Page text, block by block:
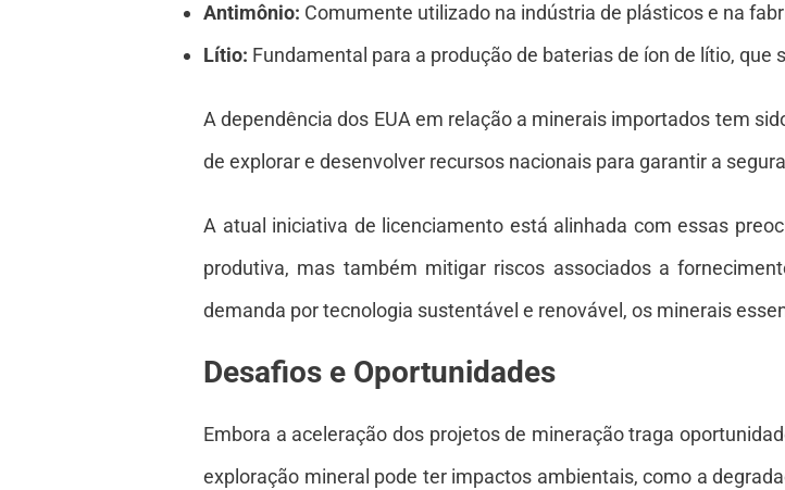
Antimônio: Comumente utilizado na indústria de plásticos e na
Lítio: Fundamental para a produção de baterias de íon de lítio,
A dependência dos EUA em relação a minerais importados tem
de explorar e desenvolver recursos nacionais para garantir a
A atual iniciativa de licenciamento está alinhada com essas
produtiva, mas também mitigar riscos associados a
demanda por tecnologia sustentável e renovável, os minerais
Desafios e Oportunidades
Embora a aceleração dos projetos de mineração traga
exploração mineral pode ter impactos ambientais, como a